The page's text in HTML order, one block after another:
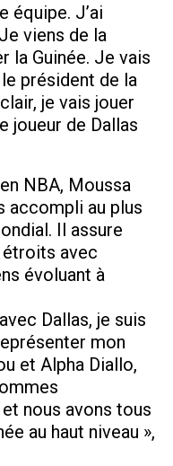
équipe. J’ai
viens de la
la Guinée. Je vais
président de la
je vais jouer
joueur de Dallas
NBA, Moussa
accompli au plus
Il assure
avec
évoluant à
Dallas, je suis
mon
et Alpha Diallo,
nous avons tous
au haut niveau »,